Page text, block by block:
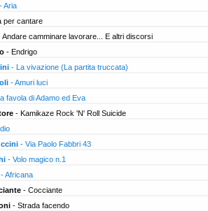
- Aria
per cantare
Andare camminare lavorare... E altri discorsi
- Endrigo
- La vivazione (La partita truccata)
- Amuri luci
favola di Adamo ed Eva
- Kamikaze Rock 'N' Roll Suicide
- Via Paolo Fabbri 43
- Volo magico n.1
- Africana
- Cocciante
- Strada facendo